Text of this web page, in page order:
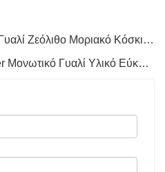
προηγούμενος : Μονωτικό Γυαλί Ζεόλιθο Μοριακό Κόσκινο για Παράθυρο
Επόμενο : Αλουμίνιο Spacer Μονωτικό Γυαλί Υλικό Εύκαμπτο Καμπυλωτό